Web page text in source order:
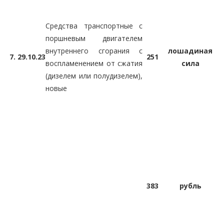
7. 29.10.23
Средства транспортные с
поршневым двигателем
внутреннего сгорания с
воспламенением от сжатия
(дизелем или полудизелем),
новые
251
лошадиная
сила
383 рубль